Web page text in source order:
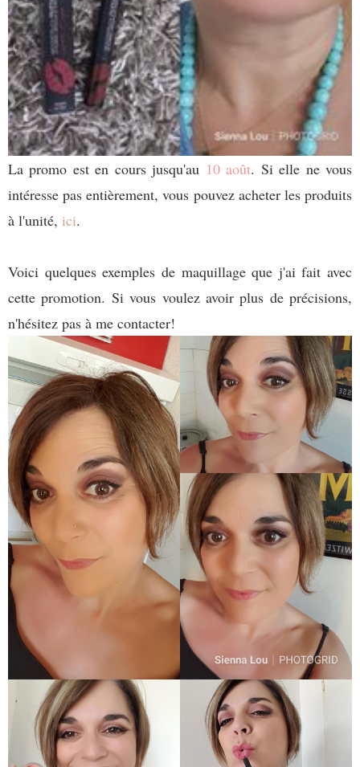
La promo est en cours jusqu'au 10 août. Si elle ne vous
intéresse pas entièrement, vous pouvez acheter les produits
à l'unité, ici.
Voici quelques exemples de maquillage que j'ai fait avec
cette promotion. Si vous voulez avoir plus de précisions,
n'hésitez pas à me contacter!